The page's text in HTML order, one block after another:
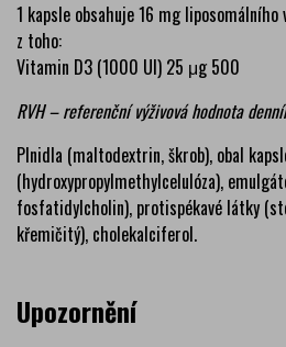
1 kapsle obsahuje 16 mg
z toho:
Vitamin D3 (1000 UI) 25 μg 500
RVH – referenční výživová hodnota
Plnidla (maltodextrin, škrob), obal
(hydroxypropylmethylcelulóza),
fosfatidylcholin), protispékavé látky
křemičitý), cholekalciferol.
Upozornění